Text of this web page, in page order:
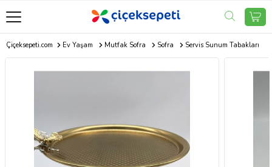
Çiçeksepeti.com Ev Yaşam Mutfak Sofra Sofra Servis Sunum Tabakları